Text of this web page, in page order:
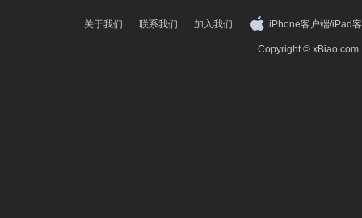
关于我们 联系我们 加入我们 iPhone客户端/iPad
Copyright ©